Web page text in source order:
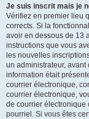
Je suis inscrit mais je
Vérifiez en premier lieu
corrects. Si la
avoir en dessous de 13
instructions que vous
les nouvelles
un administrateur,
information était
courrier électronique,
courrier électronique,
de courrier électronique
pourriel. Si vous êtes